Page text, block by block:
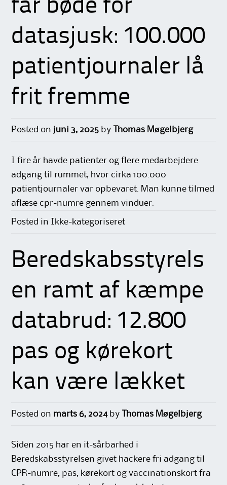
får bøde for
datasjusk: 100.000
patientjournaler lå
frit fremme
Posted on juni 3, 2025 by Thomas Møgelbjerg
I fire år havde patienter og flere medarbejdere
adgang til rummet, hvor cirka 100.000
patientjournaler var opbevaret. Man kunne tilmed
aflæse cpr-numre gennem vinduer.
Posted in Ikke-kategoriseret
Beredskabsstyrels
en ramt af kæmpe
databrud: 12.800
pas og kørekort
kan være lækket
Posted on marts 6, 2024by Thomas Møgelbjerg
Siden 2015 har en it-sårbarhed i
Beredskabsstyrelsen givet hackere fri adgang til
CPR-numre, pas, kørekort og vaccinationskort fra